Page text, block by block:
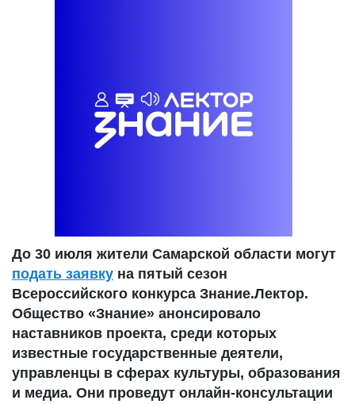
До 30 июля жители Самарской области могут
подать заявку на пятый сезон
Всероссийского конкурса Знание.Лектор.
Общество «Знание» анонсировало
наставников проекта, среди которых
известные государственные деятели,
управленцы в сферах культуры, образования
и медиа. Они проведут онлайн-консультации